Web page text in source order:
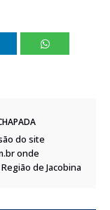
do site
onde
de Jacobina